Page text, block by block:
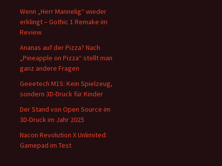
Wenn „Herr Mannelig“ wieder
erklingt – Gothic 1 Remake im
Review
Ananas auf der Pizza? Nach
„Pineapple on Pizza“ stellt man
ganz andere Fragen
Geeetech M1S: Kein Spielzeug,
sondern 3D-Druck für Kinder
Der Stand von Open Source im
3D-Druck im Jahr 2025
Nacon Revolution X Unlimited:
Gamepad im Test